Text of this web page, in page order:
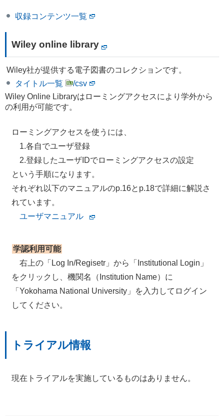
収録コンテンツ一覧
Wiley online library
Wiley社が提供する電子図書のコレクションです。
タイトル一覧
/csv
Wiley Online Libraryはローミングアクセスにより学外から
の利用が可能です。
ローミングアクセスを使うには、
1.各自でユーザ登録
2.登録したユーザIDでローミングアクセスの設定
という手順になります。
それぞれ以下のマニュアルのp.16とp.18で詳細に解説さ
れています。
ユーザマニュアル
学認利用可能
右上の「Log In/Regisetr」から「Institutional Login」
をクリックし、機関名（Institution Name）に
「Yokohama National University」を入力してログイン
してください。
トライアル情報
現在トライアルを実施しているものはありません。